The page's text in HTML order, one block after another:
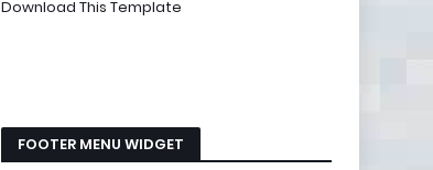
Download This Template
FOOTER MENU WIDGET